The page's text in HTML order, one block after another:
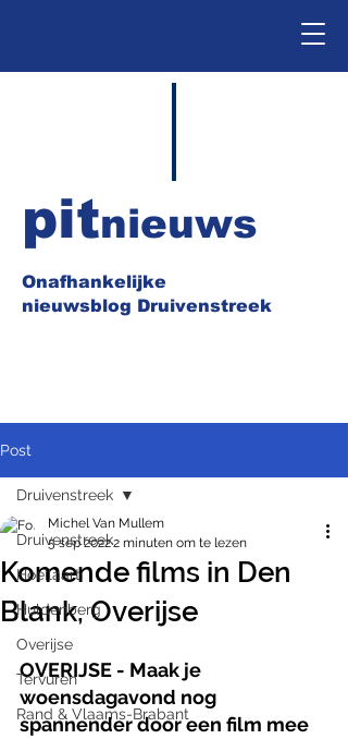
Onafhankelijke
nieuwsblog Druivenstreek
pitnieuws
Post
Druivenstreek
Hoeilaart
Huldenberg
Overijse
Tervuren
Rand & Vlaams-Brabant
Druivenstreek
Komende films in Den
Blank, Overijse
Michel Van Mullem
5 sep 20222 minuten om te lezen
OVERIJSE - Maak je
woensdagavond nog
spannender door een film mee